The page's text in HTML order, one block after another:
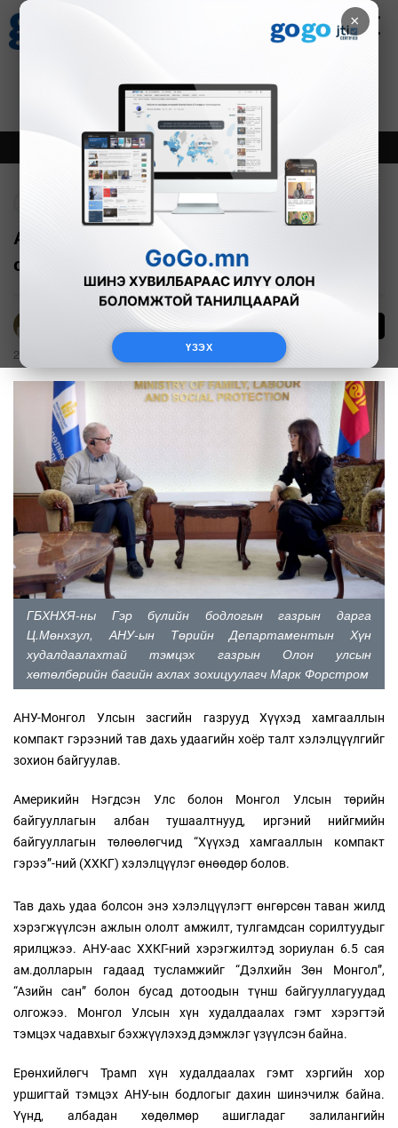
×
ҮЗЭХ
Зурхай
8.09
Онцлох Шинэ
АНУ хүүхэд хамгаалалд зориулан 6.5
сая ам.долларын тусламж үзүүлжээ
Б.Эрдэнэчимэг
2026-03-26
ГБХНХЯ-ны Гэр бүлийн бодлогын газрын дарга
Ц.Мөнхзул, АНУ-ын Төрийн Департаментын Хүн
худалдаалахтай тэмцэх газрын Олон улсын
хөтөлбөрийн багийн ахлах зохицуулагч Марк Форстром
АНУ-Монгол Улсын засгийн газрууд Хүүхэд хамгааллын
компакт гэрээний тав дахь удаагийн хоёр талт хэлэлцүүлгийг
зохион байгуулав.
Америкийн Нэгдсэн Улс болон Монгол Улсын төрийн
байгууллагын албан тушаалтнууд, иргэний нийгмийн
байгууллагын төлөөлөгчид “Хүүхэд хамгааллын компакт
гэрээ”-ний (ХХКГ) хэлэлцүүлэг өнөөдөр болов.
Тав дахь удаа болсон энэ хэлэлцүүлэгт өнгөрсөн таван жилд
хэрэгжүүлсэн ажлын ололт амжилт, тулгамдсан сорилтуудыг
ярилцжээ. АНУ-аас ХХКГ-ний хэрэгжилтэд зориулан 6.5 сая
ам.долларын гадаад тусламжийг “Дэлхийн Зөн Монгол”,
“Азийн сан” болон бусад дотоодын түнш байгууллагуудад
олгожээ. Монгол Улсын хүн худалдаалах гэмт хэрэгтэй
тэмцэх чадавхыг бэхжүүлэхэд дэмжлэг үзүүлсэн байна.
Ерөнхийлөгч Трамп хүн худалдаалах гэмт хэргийн хор
уршигтай тэмцэх АНУ-ын бодлогыг дахин шинэчилж байна.
Үүнд, албадан хөдөлмөр ашигладаг залилангийн